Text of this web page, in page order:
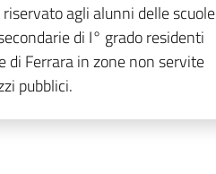
agli alunni delle scuole
di I° grado residenti
di Ferrara in zone non servite
pubblici.